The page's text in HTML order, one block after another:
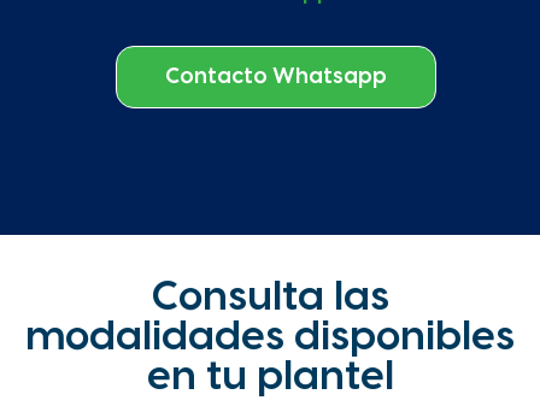
Contacto Whatsapp
Consulta las
modalidades disponibles
en tu plantel